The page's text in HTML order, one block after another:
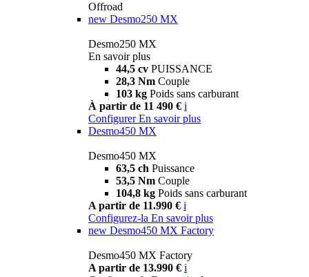
Offroad
new Desmo250 MX
Desmo250 MX
En savoir plus
44,5 cv PUISSANCE
28,3 Nm Couple
103 kg Poids sans carburant
À partir de 11 490 € i
Configurer En savoir plus
Desmo450 MX
Desmo450 MX
63,5 ch Puissance
53,5 Nm Couple
104,8 kg Poids sans carburant
A partir de 11.990 € i
Configurez-la En savoir plus
new Desmo450 MX Factory
Desmo450 MX Factory
A partir de 13.990 € i